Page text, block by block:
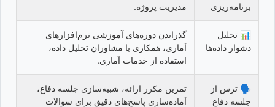
برنامه‌ریزی
مدیریت پروژه.
📊 تحلیل
دشوار داده‌ها
گذراندن دوره‌های آموزشی نرم‌افزارهای
آماری، همکاری با مشاوران تحلیل داده،
استفاده از خدمات آماری.
🗣️ ترس از
جلسه دفاع
تمرین مکرر ارائه، شبیه‌سازی جلسه دفاع،
آماده‌سازی پاسخ‌های دقیق برای سوالات